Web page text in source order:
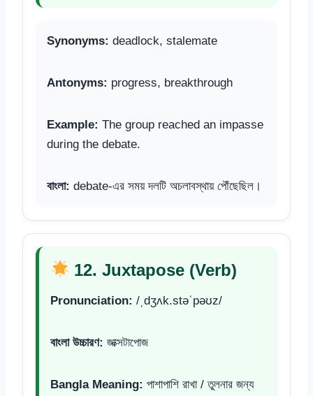
Synonyms: deadlock, stalemate
Antonyms: progress, breakthrough
Example: The group reached an impasse
during the debate.
বাংলা: debate-এর সময় দলটি অচলাবস্থায় পৌঁছেছিল।
12. Juxtapose (Verb)
Pronunciation: /ˌdʒʌk.stəˈpəʊz/
বাংলা উচ্চারণ: জাক্সটাপোজ
Bangla Meaning: পাশাপাশি রাখা / তুলনার জন্য